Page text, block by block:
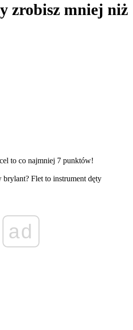
zrobisz mniej niż
to co najmniej 7 punktów!
Flet to instrument dęty
ad